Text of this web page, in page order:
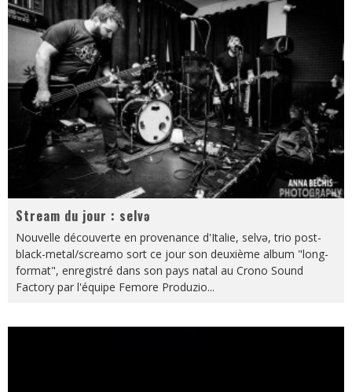
Stream du jour : selvə
Nouvelle découverte en provenance d'Italie, selvə, trio post-
black-metal/screamo sort ce jour son deuxième album "long-
format", enregistré dans son pays natal au Crono Sound
Factory par l'équipe Femore Produzio...